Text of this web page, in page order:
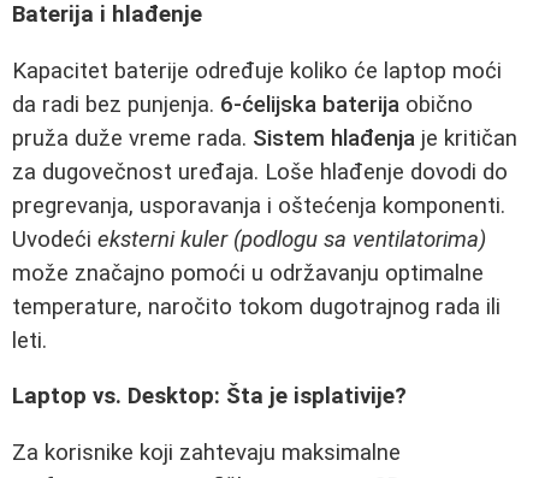
Baterija i hlađenje
Kapacitet baterije određuje koliko će laptop moći
da radi bez punjenja. 6-ćelijska baterija obično
pruža duže vreme rada. Sistem hlađenja je kritičan
za dugovečnost uređaja. Loše hlađenje dovodi do
pregrevanja, usporavanja i oštećenja komponenti.
Uvodeći eksterni kuler (podlogu sa ventilatorima)
može značajno pomoći u održavanju optimalne
temperature, naročito tokom dugotrajnog rada ili
leti.
Laptop vs. Desktop: Šta je isplativije?
Za korisnike koji zahtevaju maksimalne